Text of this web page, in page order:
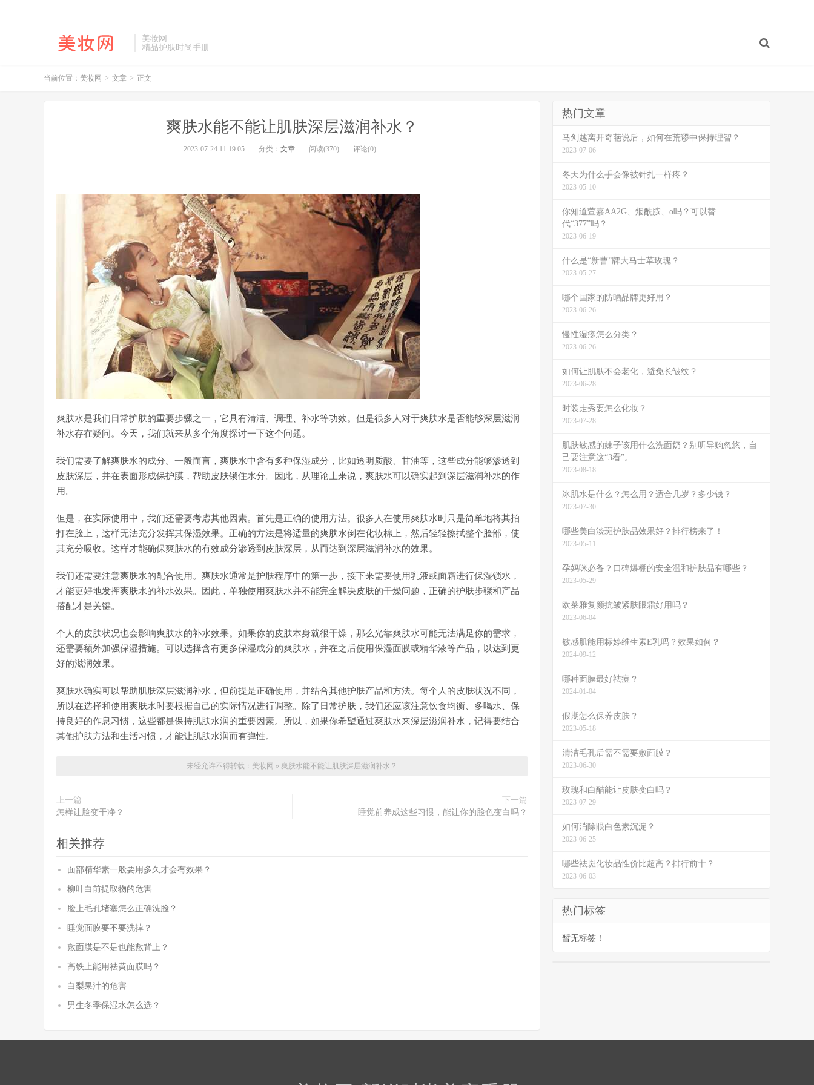
美妆网
精品护肤时尚手册
当前位置： 美妆网 > 文章 > 正文
爽肤水能不能让肌肤深层滋润补水？
2023-07-24 11:19:05 分类： 文章 阅读(370) 评论(0)
爽肤水是我们日常护肤的重要步骤之一，它具有清洁、调理、补水等功效。但是很多人对于爽肤水是否能够深层滋润
补水存在疑问。今天，我们就来从多个角度探讨一下这个问题。
我们需要了解爽肤水的成分。一般而言，爽肤水中含有多种保湿成分，比如透明质酸、甘油等，这些成分能够渗透到
皮肤深层，并在表面形成保护膜，帮助皮肤锁住水分。因此，从理论上来说，爽肤水可以确实起到深层滋润补水的作
用。
但是，在实际使用中，我们还需要考虑其他因素。首先是正确的使用方法。很多人在使用爽肤水时只是简单地将其拍
打在脸上，这样无法充分发挥其保湿效果。正确的方法是将适量的爽肤水倒在化妆棉上，然后轻轻擦拭整个脸部，使
其充分吸收。这样才能确保爽肤水的有效成分渗透到皮肤深层，从而达到深层滋润补水的效果。
我们还需要注意爽肤水的配合使用。爽肤水通常是护肤程序中的第一步，接下来需要使用乳液或面霜进行保湿锁水，
才能更好地发挥爽肤水的补水效果。因此，单独使用爽肤水并不能完全解决皮肤的干燥问题，正确的护肤步骤和产品
搭配才是关键。
个人的皮肤状况也会影响爽肤水的补水效果。如果你的皮肤本身就很干燥，那么光靠爽肤水可能无法满足你的需求，
还需要额外加强保湿措施。可以选择含有更多保湿成分的爽肤水，并在之后使用保湿面膜或精华液等产品，以达到更
好的滋润效果。
爽肤水确实可以帮助肌肤深层滋润补水，但前提是正确使用，并结合其他护肤产品和方法。每个人的皮肤状况不同，
所以在选择和使用爽肤水时要根据自己的实际情况进行调整。除了日常护肤，我们还应该注意饮食均衡、多喝水、保
持良好的作息习惯，这些都是保持肌肤水润的重要因素。所以，如果你希望通过爽肤水来深层滋润补水，记得要结合
其他护肤方法和生活习惯，才能让肌肤水润而有弹性。
未经允许不得转载： 美妆网 » 爽肤水能不能让肌肤深层滋润补水？
上一篇
怎样让脸变干净？
下一篇
睡觉前养成这些习惯，能让你的脸色变白吗？
相关推荐
面部精华素一般要用多久才会有效果？
柳叶白前提取物的危害
脸上毛孔堵塞怎么正确洗脸？
睡觉面膜要不要洗掉？
敷面膜是不是也能敷背上？
高铁上能用祛黄面膜吗？
白梨果汁的危害
男生冬季保湿水怎么选？
热门文章
马剑越离开奇葩说后，如何在荒谬中保持理智？
2023-07-06
冬天为什么手会像被针扎一样疼？
2023-05-10
你知道萱嘉AA2G、烟酰胺、α吗？可以替
代“377”吗？
2023-06-19
什么是“新曹”牌大马士革玫瑰？
2023-05-27
哪个国家的防晒品牌更好用？
2023-06-26
慢性湿疹怎么分类？
2023-06-26
如何让肌肤不会老化，避免长皱纹？
2023-06-28
时装走秀要怎么化妆？
2023-07-28
肌肤敏感的妹子该用什么洗面奶？别听导购忽悠，自
己要注意这“3看”。
2023-08-18
冰肌水是什么？怎么用？适合几岁？多少钱？
2023-07-30
哪些美白淡斑护肤品效果好？排行榜来了！
2023-05-11
孕妈咪必备？口碑爆棚的安全温和护肤品有哪些？
2023-05-29
欧莱雅复颜抗皱紧肤眼霜好用吗？
2023-06-04
敏感肌能用标婷维生素E乳吗？效果如何？
2024-09-12
哪种面膜最好祛痘？
2024-01-04
假期怎么保养皮肤？
2023-05-18
清洁毛孔后需不需要敷面膜？
2023-06-30
玫瑰和白醋能让皮肤变白吗？
2023-07-29
如何消除眼白色素沉淀？
2023-06-25
哪些祛斑化妆品性价比超高？排行前十？
2023-06-03
热门标签
暂无标签！